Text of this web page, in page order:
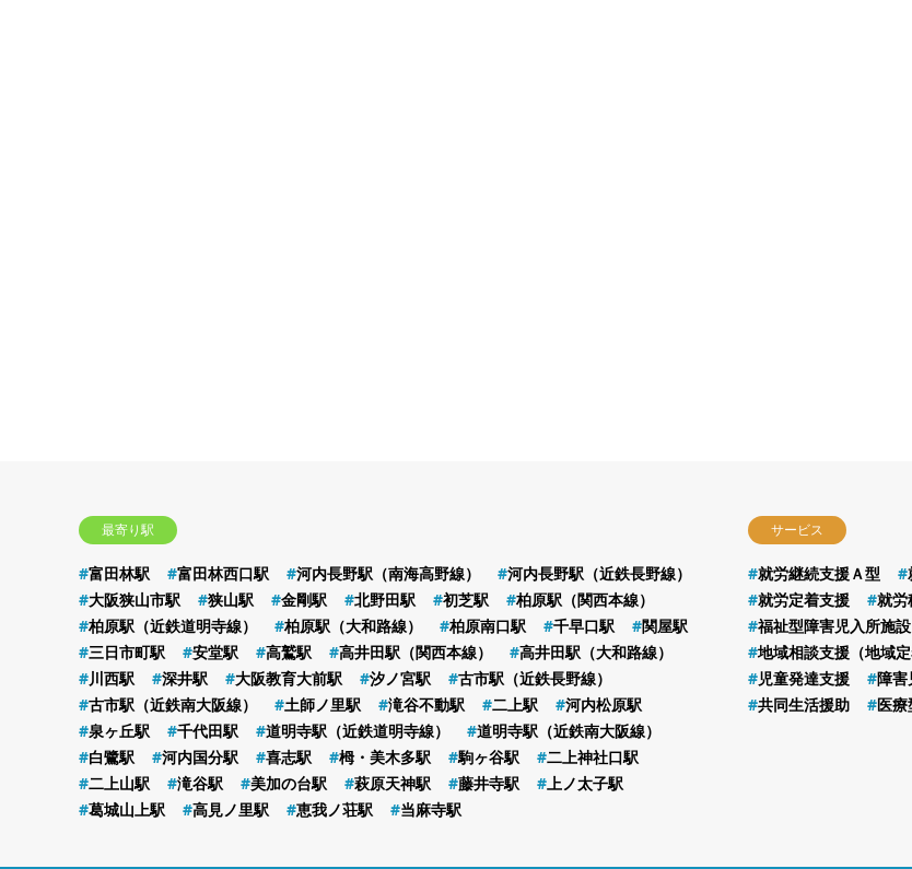
最寄り駅
富田林駅 富田林西口駅 河内長野駅（南海高野線）
河内長野駅（近鉄長野線）
大阪狭山市駅
狭山駅 金剛駅 北野田駅 初芝駅
柏原駅（関西本線）
柏原駅（近鉄道明寺線）
柏原駅（大和路線） 柏原南口駅 千早口駅
関屋駅
三日市町駅
安堂駅 高鷲駅 高井田駅（関西本線）
高井田駅（大和路線）
川西駅
深井駅 大阪教育大前駅 汐ノ宮駅
古市駅（近鉄長野線）
古市駅（近鉄南大阪線）
土師ノ里駅 滝谷不動駅 二上駅
河内松原駅
泉ヶ丘駅
千代田駅 道明寺駅（近鉄道明寺線）
道明寺駅（近鉄南大阪線）
白鷺駅
河内国分駅 喜志駅 栂・美木多駅 駒ヶ谷駅
二上神社口駅
二上山駅
滝谷駅 美加の台駅 萩原天神駅 藤井寺駅
上ノ太子駅
葛城山上駅
高見ノ里駅 恵我ノ荘駅 当麻寺駅
サービス
就労継続支援Ａ型
就労定着支援
就労
福祉型障害児入所施設
地域相談支援（地域定
児童発達支援
障害
共同生活援助
医療